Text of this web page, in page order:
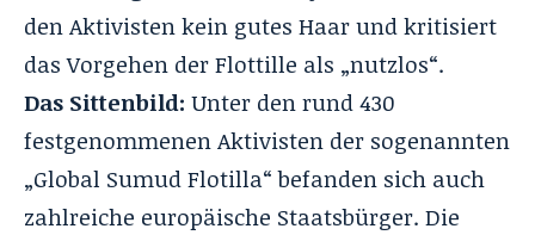
den Aktivisten kein gutes Haar und kritisiert
das Vorgehen der Flottille als „nutzlos“.
Das Sittenbild: Unter den rund 430
festgenommenen Aktivisten der sogenannten
„Global Sumud Flotilla“ befanden sich auch
zahlreiche europäische Staatsbürger. Die